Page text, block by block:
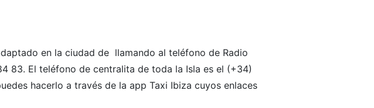
en la ciudad de llamando al teléfono de Radio
83. El teléfono de centralita de toda la Isla es el (+34)
hacerlo a través de la app Taxi Ibiza cuyos enlaces